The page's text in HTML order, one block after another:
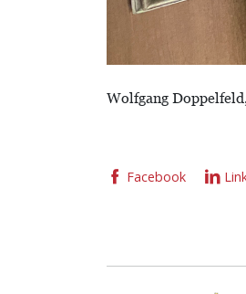
Wolfgang
Facebook